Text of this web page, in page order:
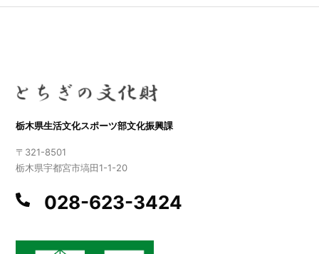
栃木県生活文化スポーツ部文化振興課
〒321-8501
栃木県宇都宮市塙田1-1-20
028-623-3424